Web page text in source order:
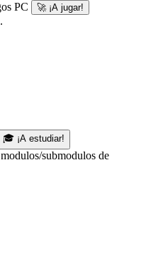
🚀 ¡A jugar!
🎓 ¡A estudiar!
submodulos de